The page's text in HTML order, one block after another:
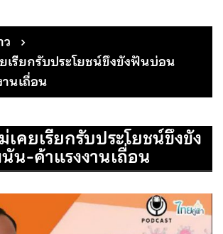
ยเรียกรับประโยชน์ขึงขังฟันบ่อน
นเถื่อน
เคยเรียกรับประโยชน์ขึงขัง
-ค้าแรงงานเถื่อน